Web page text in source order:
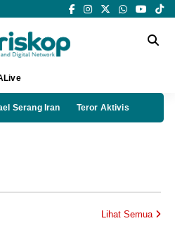
Serang Iran Teror Aktivis
Lihat Semua